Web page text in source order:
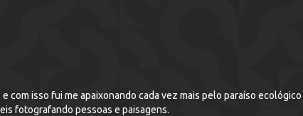
Sou amante da natureza e gosto de eternizar momentos incríveis fotografando pessoas e paisagens.